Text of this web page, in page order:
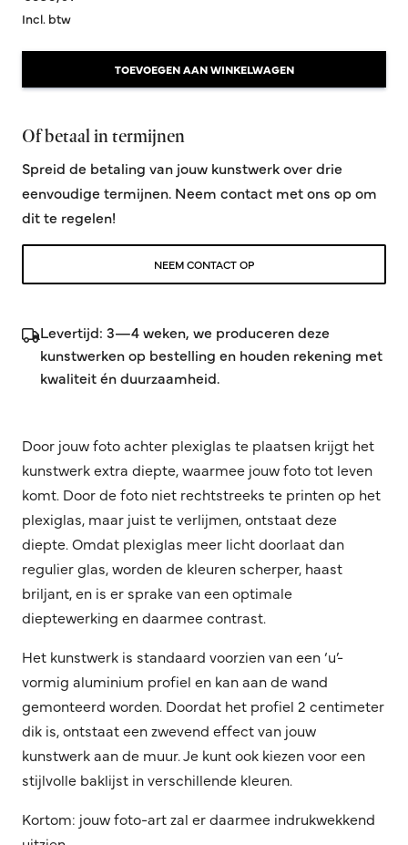
Incl. btw
TOEVOEGEN AAN WINKELWAGEN
Of betaal in termijnen
Spreid de betaling van jouw kunstwerk over drie
eenvoudige termijnen. Neem contact met ons op om
dit te regelen!
NEEM CONTACT OP
Levertijd: 3—4 weken, we produceren deze
kunstwerken op bestelling en houden rekening met
kwaliteit én duurzaamheid.
Door jouw foto achter plexiglas te plaatsen krijgt het
kunstwerk extra diepte, waarmee jouw foto tot leven
komt. Door de foto niet rechtstreeks te printen op het
plexiglas, maar juist te verlijmen, ontstaat deze
diepte. Omdat plexiglas meer licht doorlaat dan
regulier glas, worden de kleuren scherper, haast
briljant, en is er sprake van een optimale
dieptewerking en daarmee contrast.
Het kunstwerk is standaard voorzien van een ‘u’-
vormig aluminium profiel en kan aan de wand
gemonteerd worden. Doordat het profiel 2 centimeter
dik is, ontstaat een zwevend effect van jouw
kunstwerk aan de muur. Je kunt ook kiezen voor een
stijlvolle baklijst in verschillende kleuren.
Kortom: jouw foto-art zal er daarmee indrukwekkend